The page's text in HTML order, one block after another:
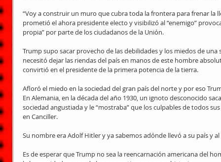
“Voy a construir un muro que cubra toda la frontera para frenar la
prometió el ahora presidente electo y visibilizó al “enemigo”
propia” por parte de los ciudadanos de la Unión.
Trump supo sacar provecho de las debilidades y los miedos de
necesitó dejar las riendas del país en manos de este hombre
convirtió en el presidente de la primera potencia de la tierra.
Afloró el miedo en la sociedad del gran país del norte y por eso
En Alemania, en la década del año 1930, un ignoto desconocido
sociedad angustiada y le “mostraba” que los culpables de todos
en Canciller.
Su nombre era Adolf Hitler y ya sabemos adónde llevó a su país y
Es de esperar que Trump no sea la reencarnación americana del